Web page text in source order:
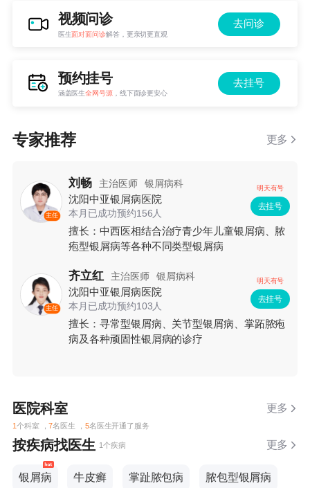
视频问诊
医生面对面问诊解答，更亲切更直观
去问诊
预约挂号
涵盖医生全网号源，线下面诊更安心
去挂号
专家推荐 更多
主任
刘畅 主治医师 银屑病科
沈阳中亚银屑病医院
本月已成功预约156人
明天有号
去挂号
擅长：中西医相结合治疗青少年儿童银屑病、脓
疱型银屑病等各种不同类型银屑病
主任
齐立红 主治医师 银屑病科
沈阳中亚银屑病医院
本月已成功预约103人
明天有号
去挂号
擅长：寻常型银屑病、关节型银屑病、掌跖脓疱
病及各种顽固性银屑病的诊疗
医院科室 更多
1个科室 ，7名医生 ， 5名医生开通了服务
按疾病找医生 1个疾病 更多
银屑病 牛皮癣 掌趾脓包病 脓包型银屑病